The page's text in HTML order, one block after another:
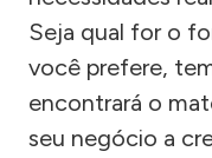
Seja qual for o
você prefere,
encontrará o
seu negócio a